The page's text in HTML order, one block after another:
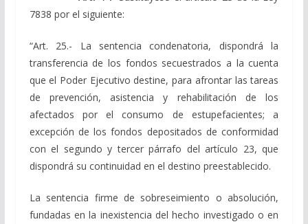
7838 por el siguiente:
“Art. 25.- La sentencia condenatoria, dispondrá la
transferencia de los fondos secuestrados a la cuenta
que el Poder Ejecutivo destine, para afrontar las tareas
de prevención, asistencia y rehabilitación de los
afectados por el consumo de estupefacientes; a
excepción de los fondos depositados de conformidad
con el segundo y tercer párrafo del artículo 23, que
dispondrá su continuidad en el destino preestablecido.
La sentencia firme de sobreseimiento o absolución,
fundadas en la inexistencia del hecho investigado o en